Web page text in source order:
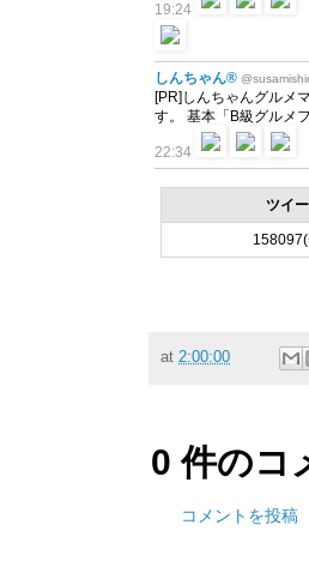
19:24
しんちゃん®
[PR]しんちゃんグルメ
す。 基本「B級グルメ
22:34
ツイ
at 2:00:00
0 件のコ
コメントを投稿